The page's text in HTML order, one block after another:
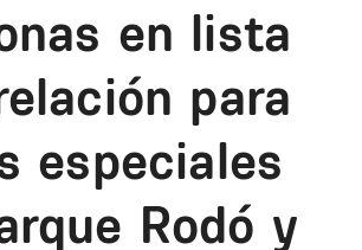
en lista
para
especiales
Rodó y